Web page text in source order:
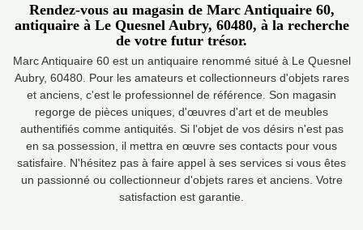
Rendez-vous au magasin de Marc Antiquaire 60,
antiquaire à Le Quesnel Aubry, 60480, à la recherche
de votre futur trésor.
Marc Antiquaire 60 est un antiquaire renommé situé à Le Quesnel
Aubry, 60480. Pour les amateurs et collectionneurs d'objets rares
et anciens, c'est le professionnel de référence. Son magasin
regorge de pièces uniques, d'œuvres d'art et de meubles
authentifiés comme antiquités. Si l'objet de vos désirs n'est pas
en sa possession, il mettra en œuvre ses contacts pour vous
satisfaire. N'hésitez pas à faire appel à ses services si vous êtes
un passionné ou collectionneur d'objets rares et anciens. Votre
satisfaction est garantie.